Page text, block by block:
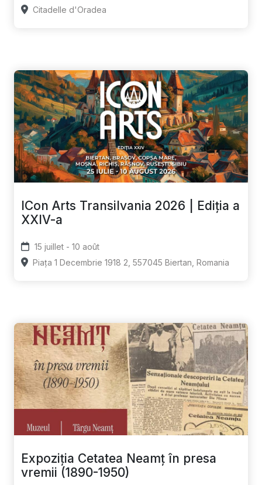
Citadelle d'Oradea
ICon Arts Transilvania 2026 | Ediția a
XXIV-a
15 juillet - 10 août
Piața 1 Decembrie 1918 2, 557045 Biertan, Romania
Expoziția Cetatea Neamț în presa
vremii (1890-1950)